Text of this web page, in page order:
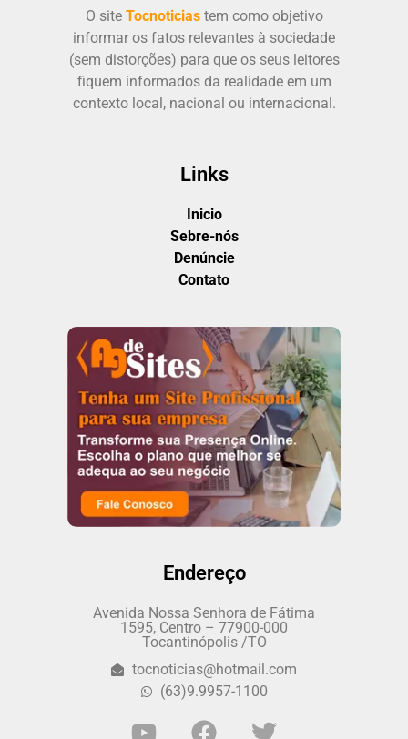
O site Tocnoticiastem como objetivo
informar os fatos relevantes à sociedade
(sem distorções) para que os seus leitores
fiquem informados da realidade em um
contexto local, nacional ou internacional.
Links
Inicio
Sebre-nós
Denúncie
Contato
Endereço
Avenida Nossa Senhora de Fátima
1595, Centro – 77900-000
Tocantinópolis /TO
tocnoticias@hotmail.com
(63)9.9957-1100